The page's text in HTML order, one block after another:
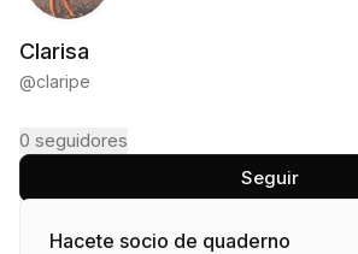
Clarisa
@claripe
0 seguidores
Seguir
Hacete socio de quaderno